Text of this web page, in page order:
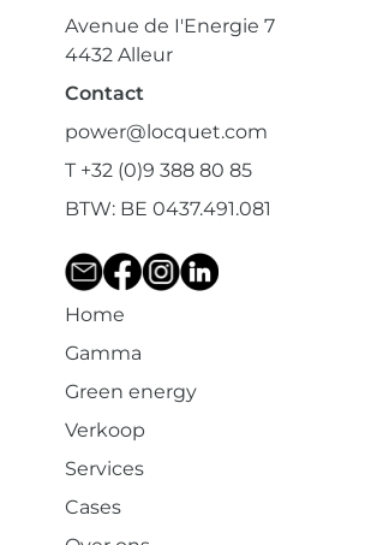
Avenue de I'Energie 7
4432 Alleur
Contact
power@locquet.com
T +32 (0)9 388 80 85
BTW: BE 0437.491.081
Home
Gamma
Green energy
Verkoop
Services
Cases